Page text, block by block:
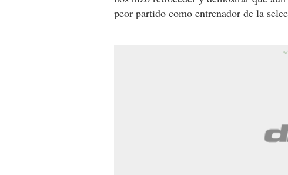
peor partido como entrenador de la